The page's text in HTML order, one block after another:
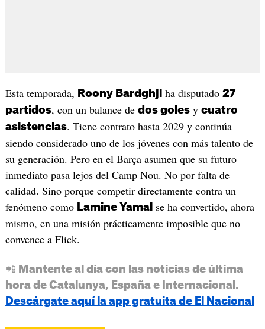
Esta temporada, Roony Bardghjiha disputado 27
partidos, con un balance de dos golesy cuatro
asistencias. Tiene contrato hasta 2029 y continúa
siendo considerado uno de los jóvenes con más talento de
su generación. Pero en el Barça asumen que su futuro
inmediato pasa lejos del Camp Nou. No por falta de
calidad. Sino porque competir directamente contra un
fenómeno como Lamine Yamal se ha convertido, ahora
mismo, en una misión prácticamente imposible que no
convence a Flick.
📲 Mantente al día con las noticias de última
hora de Catalunya, España e Internacional.
Descárgate aquí la app gratuita de El Nacional